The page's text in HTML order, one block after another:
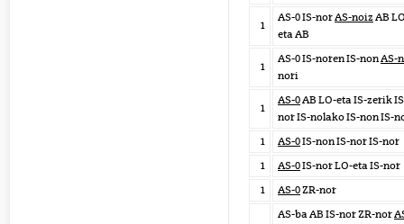
1
AS-0 IS-norAS-noiz AB
eta AB
1
AS-0 IS-noren IS-nonAS-n
nori
1
AS-0AB LO-eta IS-zerik
nor IS-nolako IS-non IS-
1
AS-0IS-non IS-nor IS-nor
1
AS-0IS-nor LO-eta IS-nor
1
AS-0ZR-nor
AS-ba AB IS-nor ZR-nor